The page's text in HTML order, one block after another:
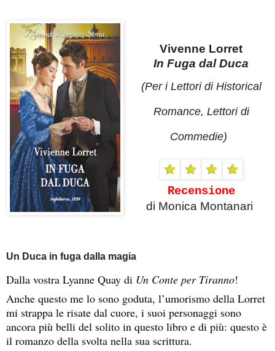
Vivenne Lorret
In Fuga dal Duca
(Per i Lettori di Historical
Romance, Lettori di
Commedie)
Recensione
di Monica Montanari
Un Duca in fuga dalla magia
Dalla vostra Lyanne Quay di Un Conte per Tiranno!
Anche questo me lo sono goduta, l’umorismo della Lorret
mi strappa le risate dal cuore, i suoi personaggi sono
ancora più belli del solito in questo libro e di più: questo è
il romanzo della svolta nella sua scrittura.